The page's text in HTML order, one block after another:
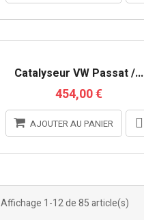
Catalyseur VW Passat /...
454,00 €
AJOUTER AU PANIER
Affichage 1-12 de 85 article(s)